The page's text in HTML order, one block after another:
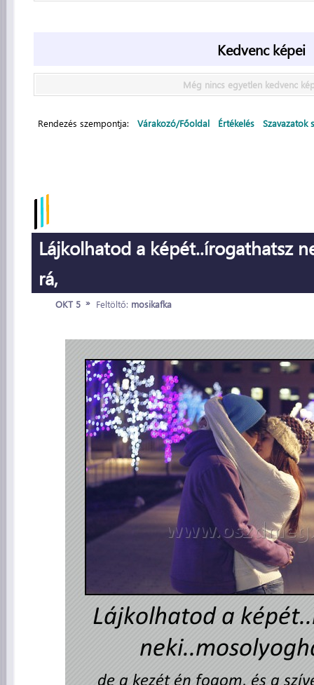
Kedvenc képei
Még nincs egyetlen kedvenc
Rendezés szempontja: Várakozó/Főoldal Értékelés Szavazatok
Lájkolhatod a képét..írogathatsz
rá,
OKT 5 » Feltöltő: mosikafka